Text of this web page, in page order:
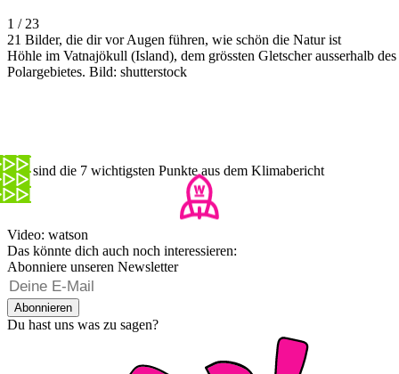
1 / 23
21 Bilder, die dir vor Augen führen, wie schön die Natur ist
Höhle im Vatnajökull (Island), dem grössten Gletscher ausserhalb des
Polargebietes. Bild: shutterstock
Das sind die 7 wichtigsten Punkte aus dem Klimabericht
Video: watson
Das könnte dich auch noch interessieren:
Abonniere unseren Newsletter
Abonnieren
Du hast uns was zu sagen?